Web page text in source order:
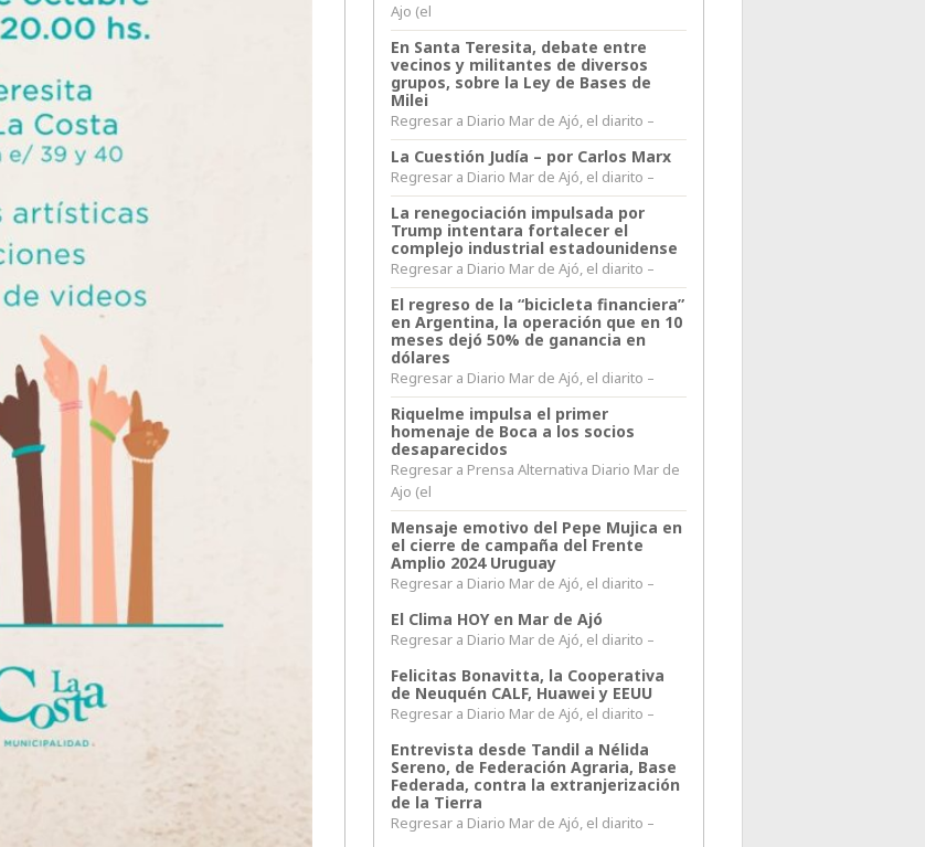
Ajo (el
En Santa Teresita, debate entre
vecinos y militantes de diversos
grupos, sobre la Ley de Bases de
Milei
Regresar a Diario Mar de Ajó, el diarito –
La Cuestión Judía – por Carlos Marx
Regresar a Diario Mar de Ajó, el diarito –
La renegociación impulsada por
Trump intentara fortalecer el
complejo industrial estadounidense
Regresar a Diario Mar de Ajó, el diarito –
El regreso de la “bicicleta financiera”
en Argentina, la operación que en 10
meses dejó 50% de ganancia en
dólares
Regresar a Diario Mar de Ajó, el diarito –
Riquelme impulsa el primer
homenaje de Boca a los socios
desaparecidos
Regresar a Prensa Alternativa Diario Mar de
Ajo (el
Mensaje emotivo del Pepe Mujica en
el cierre de campaña del Frente
Amplio 2024 Uruguay
Regresar a Diario Mar de Ajó, el diarito –
El Clima HOY en Mar de Ajó
Regresar a Diario Mar de Ajó, el diarito –
Felicitas Bonavitta, la Cooperativa
de Neuquén CALF, Huawei y EEUU
Regresar a Diario Mar de Ajó, el diarito –
Entrevista desde Tandil a Nélida
Sereno, de Federación Agraria, Base
Federada, contra la extranjerización
de la Tierra
Regresar a Diario Mar de Ajó, el diarito –